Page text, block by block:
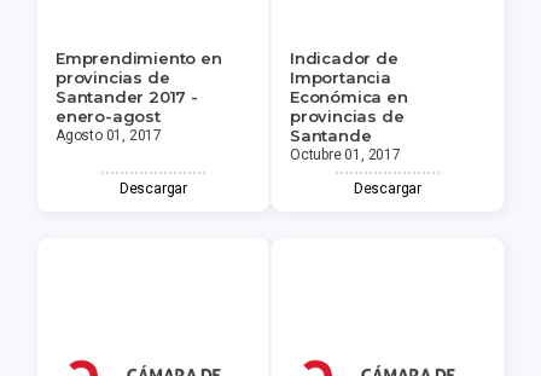
Emprendimiento en
provincias de
Santander 2017 -
enero-agost
Agosto 01, 2017
Descargar
Indicador de
Importancia
Económica en
provincias de
Santande
Octubre 01, 2017
Descargar